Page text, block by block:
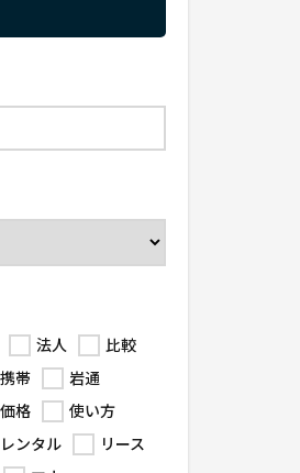
法人
比較
携帯
岩通
価格
使い方
レンタル
リース